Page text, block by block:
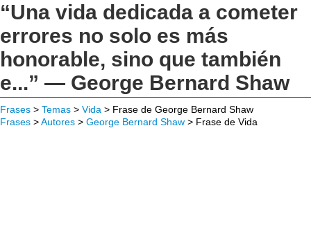
“Una vida dedicada a cometer
errores no solo es más
honorable, sino que también
e...” — George Bernard Shaw
Frases > Temas > Vida > Frase de George Bernard Shaw
Frases >Autores > George Bernard Shaw > Frase de Vida